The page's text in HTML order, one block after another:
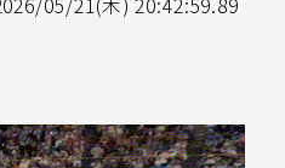
05/21(木) 20:42:59.89